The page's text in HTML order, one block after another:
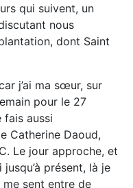
qui suivent, un
nous
dont Saint
j’ai ma sœur, sur
pour le 27
fais aussi
Catherine Daoud,
Le jour approche, et
présent, là je
sent entre de